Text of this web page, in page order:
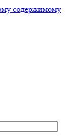
содержимому